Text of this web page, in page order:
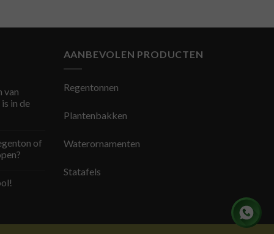
van
in de
of
AANBEVOLEN PRODUCTEN
Regentonnen
Plantenbakken
Waterornamenten
Statafels